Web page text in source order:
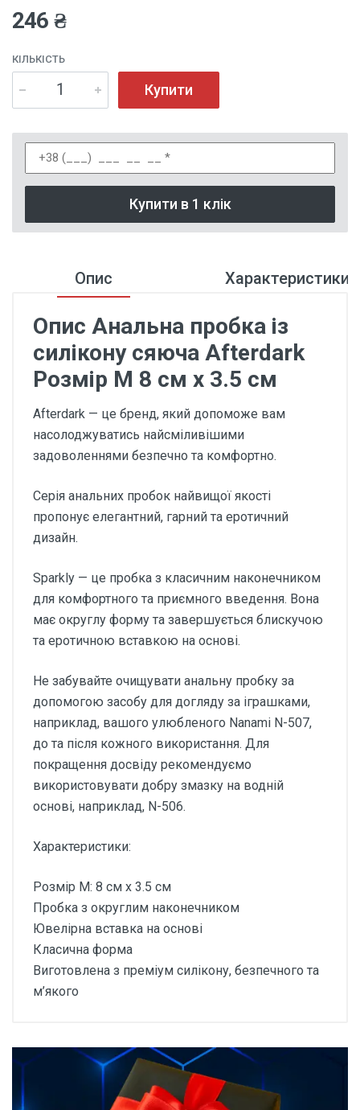
246 ₴
КІЛЬКІСТЬ
Купити
Купити в 1 клік
Опис Характеристики
Опис Анальна пробка із
силікону сяюча Afterdark
Розмір M 8 см x 3.5 см
Afterdark — це бренд, який допоможе вам
насолоджуватись найсміливішими
задоволеннями безпечно та комфортно.
Серія анальних пробок найвищої якості
пропонує елегантний, гарний та еротичний
дизайн.
Sparkly — це пробка з класичним наконечником
для комфортного та приємного введення. Вона
має округлу форму та завершується блискучою
та еротичною вставкою на основі.
Не забувайте очищувати анальну пробку за
допомогою засобу для догляду за іграшками,
наприклад, вашого улюбленого Nanami N-507,
до та після кожного використання. Для
покращення досвіду рекомендуємо
використовувати добру змазку на водній
основі, наприклад, N-506.
Характеристики:
Розмір M: 8 см x 3.5 см
Пробка з округлим наконечником
Ювелірна вставка на основі
Класична форма
Виготовлена з преміум силікону, безпечного та
м’якого
Анальна пробка із
силікону сяюча Afterdark
Розмір M 8 см x 3.5 см